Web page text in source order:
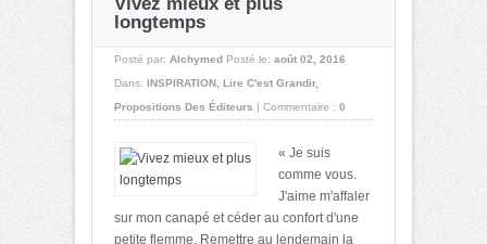
longtemps
Posté par: Alchymed Posté le: août 02, 2016
Dans: INSPIRATION Lire C'est Grandir,
Propositions Des Éditeurs | Commentaire : 0
« Je suis
comme vous.
J'aime m'affaler
sur mon canapé et céder au confort d'une
petite flemme. Remettre au lendemain la